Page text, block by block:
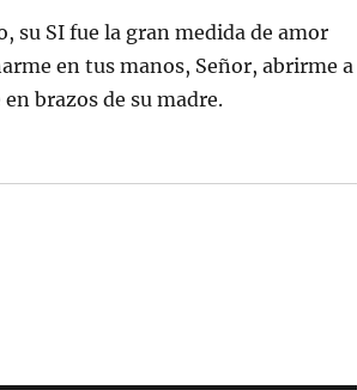
su SI fue la gran medida de amor
en tus manos, Señor, abrirme a
brazos de su madre.